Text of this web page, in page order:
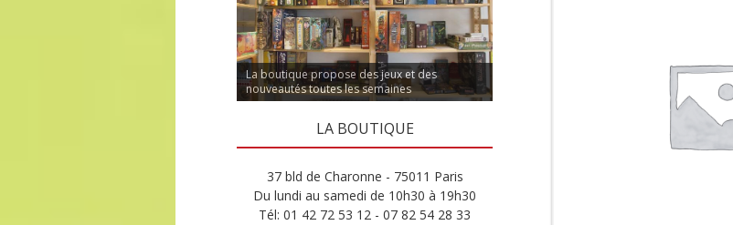
La boutique propose des jeux et des
nouveautés toutes les semaines
LA BOUTIQUE
37 bld de Charonne - 75011 Paris
Du lundi au samedi de 10h30 à 19h30
Tél: 01 42 72 53 12 - 07 82 54 28 33